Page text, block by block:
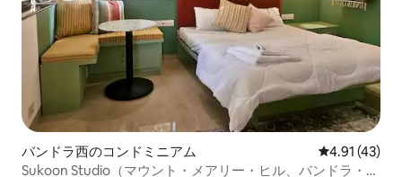
バンドラ西のコンドミニアム レビュー43
4.91 (43)
Sukoon Studio（マウント・メアリー・ヒル、バンドラ・ウ